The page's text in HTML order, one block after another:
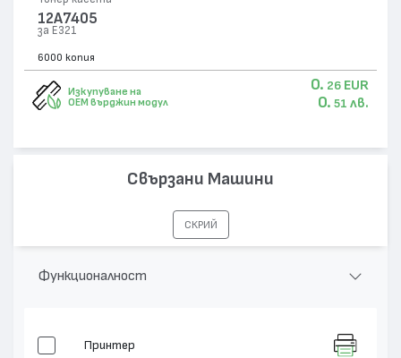
12A7405
за E321
6000 копия
Изкупуване на
OEM върджин модул
0. 26 EUR
0. 51 лв.
Свързани Машини
СКРИЙ
Функционалност
Принтер